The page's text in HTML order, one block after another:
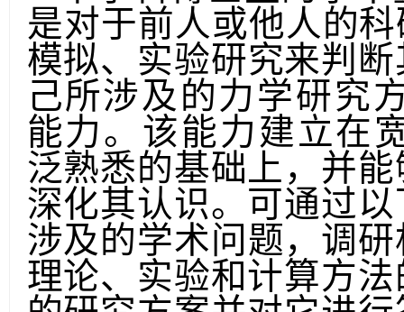
本学科博士生的学
是对于前人或他人的
模拟、实验研究来判
己所涉及的力学研究
能力。该能力建立在
泛熟悉的基础上，并
深化其认识。可通过
涉及的学术问题，调
理论、实验和计算方